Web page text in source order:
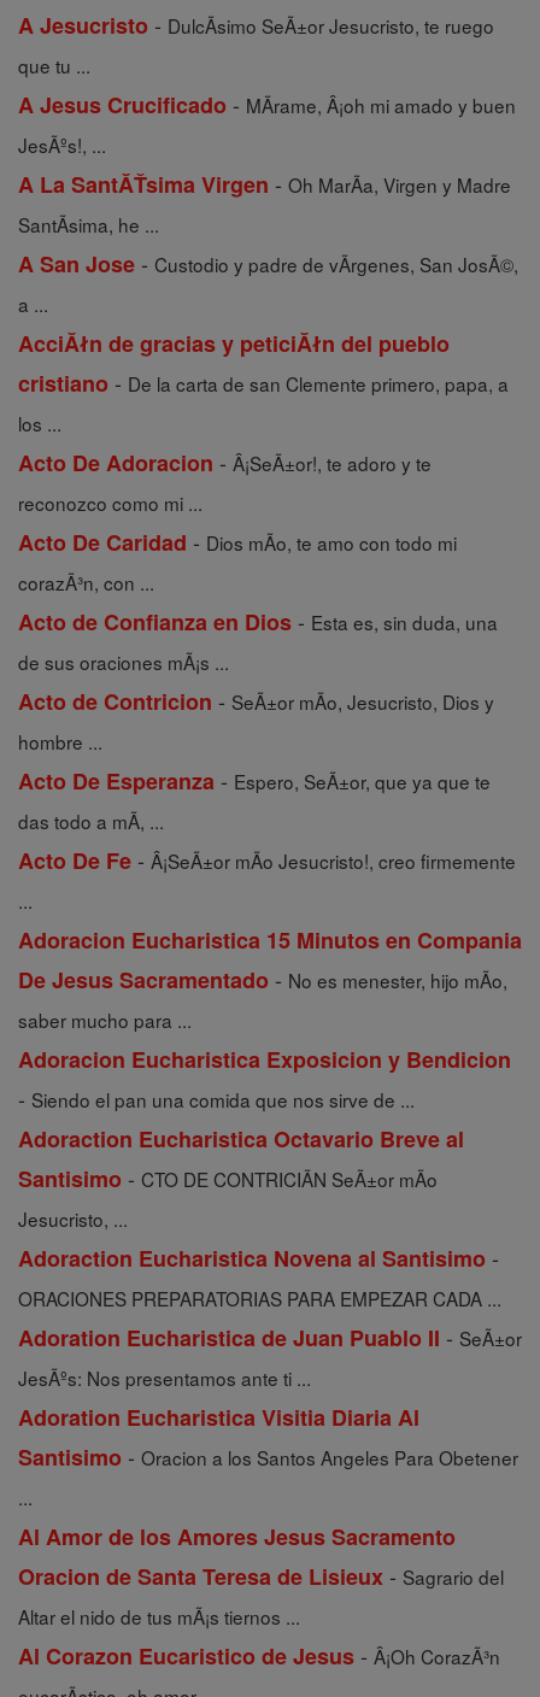
A Jesucristo - DulcÃ­simo SeÃ±or Jesucristo, te ruego
que tu ...
A Jesus Crucificado - MÃ­rame, Â¡oh mi amado y buen
JesÃºs!, ...
A La SantĂŤsima Virgen - Oh MarÃ­a, Virgen y Madre
SantÃ­sima, he ...
A San Jose - Custodio y padre de vÃ­rgenes, San JosÃ©,
a ...
AcciĂłn de gracias y peticiĂłn del pueblo
cristiano - De la carta de san Clemente primero, papa, a
los ...
Acto De Adoracion - Â¡SeÃ±or!, te adoro y te
reconozco como mi ...
Acto De Caridad - Dios mÃ­o, te amo con todo mi
corazÃ³n, con ...
Acto de Confianza en Dios - Esta es, sin duda, una
de sus oraciones mÃ¡s ...
Acto de Contricion - SeÃ±or mÃ­o, Jesucristo, Dios y
hombre ...
Acto De Esperanza - Espero, SeÃ±or, que ya que te
das todo a mÃ­, ...
Acto De Fe - Â¡SeÃ±or mÃ­o Jesucristo!, creo firmemente
...
Adoracion Eucharistica 15 Minutos en Compania
De Jesus Sacramentado - No es menester, hijo mÃ­o,
saber mucho para ...
Adoracion Eucharistica Exposicion y Bendicion
- Siendo el pan una comida que nos sirve de ...
Adoraction Eucharistica Octavario Breve al
Santisimo - CTO DE CONTRICIÃN SeÃ±or mÃ­o
Jesucristo, ...
Adoraction Eucharistica Novena al Santisimo -
ORACIONES PREPARATORIAS PARA EMPEZAR CADA ...
Adoration Eucharistica de Juan Puablo II - SeÃ±or
JesÃºs: Nos presentamos ante ti ...
Adoration Eucharistica Visitia Diaria Al
Santisimo - Oracion a los Santos Angeles Para Obetener
...
Al Amor de los Amores Jesus Sacramento
Oracion de Santa Teresa de Lisieux - Sagrario del
Altar el nido de tus mÃ¡s tiernos ...
Al Corazon Eucaristico de Jesus - Â¡Oh CorazÃ³n